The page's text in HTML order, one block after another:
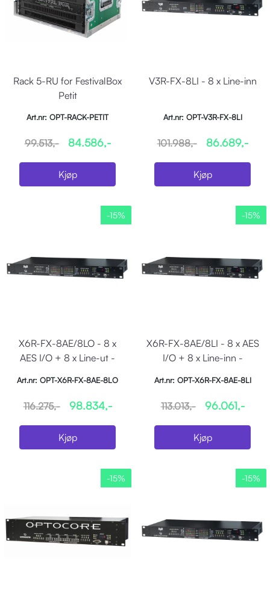
Rack 5-RU for FestivalBox
Petit
Art.nr: OPT-RACK-PETIT
99.513,- 84.586,-
Kjøp
V3R-FX-8LI - 8 x Line-inn
Art.nr: OPT-V3R-FX-8LI
101.988,- 86.689,-
Kjøp
-15%
X6R-FX-8AE/8LO - 8 x
AES I/O + 8 x Line-ut -
Art.nr: OPT-X6R-FX-8AE-8LO
116.275,- 98.834,-
Kjøp
-15%
X6R-FX-8AE/8LI - 8 x AES
I/O + 8 x Line-inn -
Art.nr: OPT-X6R-FX-8AE-8LI
113.013,- 96.061,-
Kjøp
-15% -15%